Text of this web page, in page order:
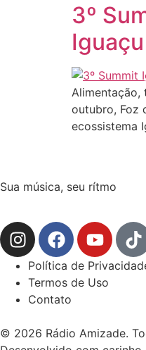
3º
Iguaçu
Alimentação,
outubro, Foz
ecossistema
Sua música, seu rítmo
Política de
Termos de Uso
Contato
© 2026 Rádio Amizade.